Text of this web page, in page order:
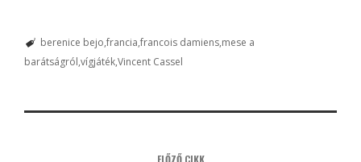
berenice bejo francia francois damiens mese a
barátságról vígjátékVincent Cassel
ELŐZŐ CIKK